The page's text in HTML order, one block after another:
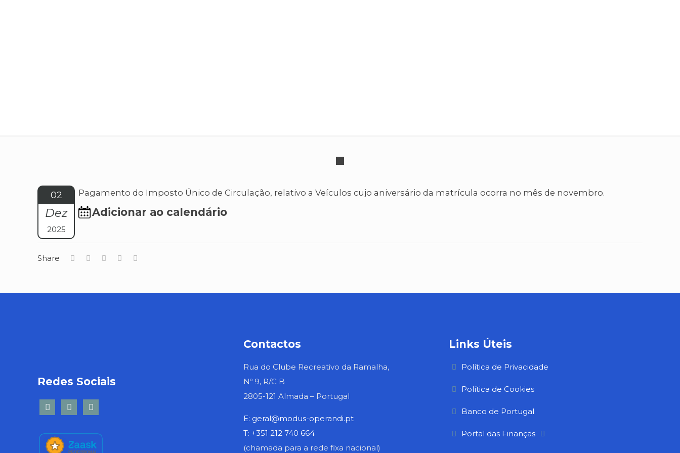
02
Dez
2025
Pagamento do Imposto Único de Circulação, relativo a Veículos cujo aniversário da matrícula ocorra no mês de novembro.
Adicionar ao calendário
Share
Redes Sociais
facebook2linkedin-twitter
Contactos
Rua do Clube Recreativo da Ramalha,
Nº 9, R/C B
2805-121 Almada – Portugal
E: geral@modus-operandi.pt
T: +351 212 740 664
(chamada para a rede fixa nacional)
Links Úteis
Política de Privacidade
Política de Cookies
Banco de Portugal
Portal das Finanças